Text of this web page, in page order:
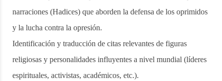
narraciones (Hadices) que aborden la defensa de los oprimidos
y la lucha contra la opresión.
Identificación y traducción de citas relevantes de figuras
religiosas y personalidades influyentes a nivel mundial (líderes
espirituales, activistas, académicos, etc.).